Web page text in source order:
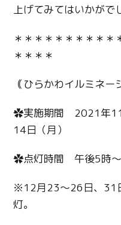
上げてみてはいかがで
＊＊＊＊＊＊＊＊＊＊
＊＊＊＊
｟ひらかわイルミネー
✿実施期間 2021年
14日（月）
✿点灯時間 午後5時
※12月23～26日、31
灯。